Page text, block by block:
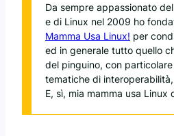
Da sempre appassionato
e di Linux nel 2009 ho
Mamma Usa Linux! per
ed in generale tutto quello
del pinguino, con
tematiche di
E, sì, mia mamma usa Linux